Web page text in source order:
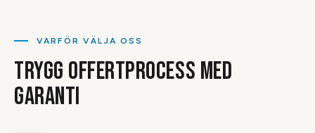
VARFÖR VÄLJA OSS
TRYGG OFFERTPROCESS MED
GARANTI